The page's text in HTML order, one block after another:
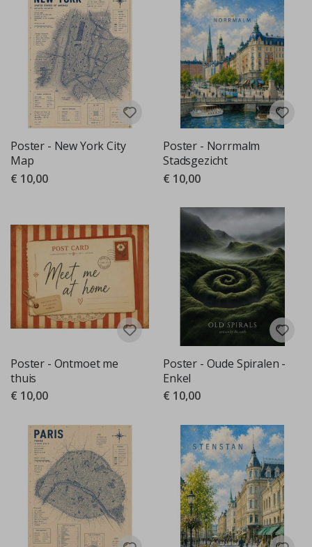
Poster - New York City
Map
€ 10,00
Poster - Norrmalm
Stadsgezicht
€ 10,00
Poster - Ontmoet me
thuis
€ 10,00
Poster - Oude Spiralen -
Enkel
€ 10,00